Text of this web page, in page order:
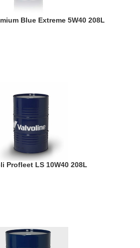
Blue Extreme 5W40 208L
Profleet LS 10W40 208L